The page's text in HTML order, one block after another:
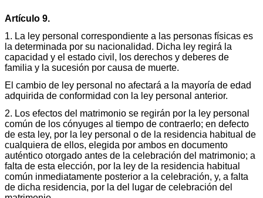
Artículo 9.
1. La ley personal correspondiente a las personas físicas es
la determinada por su nacionalidad. Dicha ley regirá la
capacidad y el estado civil, los derechos y deberes de
familia y la sucesión por causa de muerte.
El cambio de ley personal no afectará a la mayoría de edad
adquirida de conformidad con la ley personal anterior.
2. Los efectos del matrimonio se regirán por la ley personal
común de los cónyuges al tiempo de contraerlo; en defecto
de esta ley, por la ley personal o de la residencia habitual de
cualquiera de ellos, elegida por ambos en documento
auténtico otorgado antes de la celebración del matrimonio; a
falta de esta elección, por la ley de la residencia habitual
común inmediatamente posterior a la celebración, y, a falta
de dicha residencia, por la del lugar de celebración del